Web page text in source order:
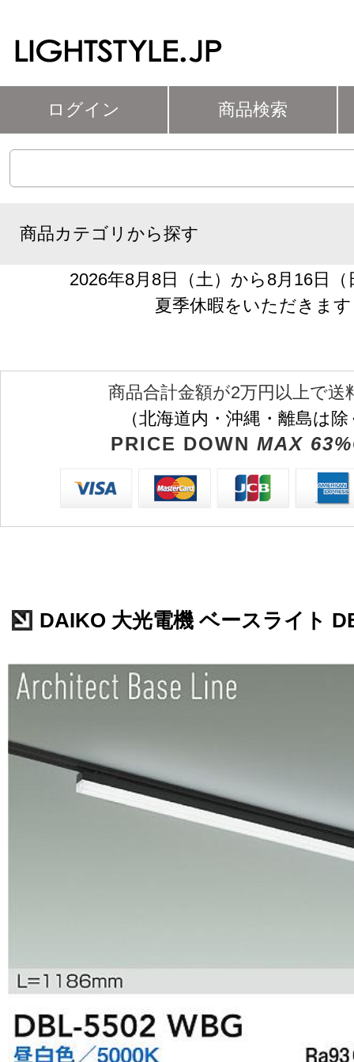
ログイン 商品検索
商品カテゴリから探す
2026年8月8日（土）から8月16日
夏季休暇をいただきます
商品合計金額が2万円以上で送
（北海道内・沖縄・離島は
PRICE DOWN MAX
DAIKO 大光電機 ベースライト